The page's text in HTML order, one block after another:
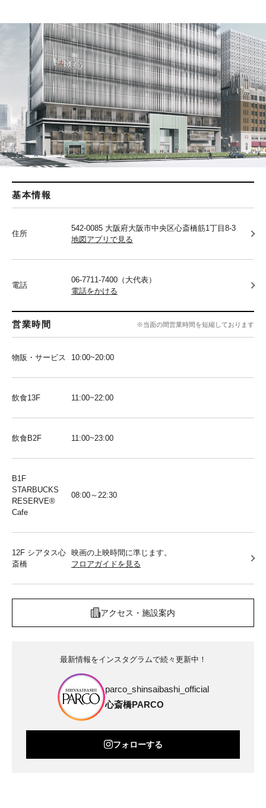
基本情報
住所
542-0085 大阪府大阪市中央区心斎橋筋1丁目8-3
地図アプリで見る
電話
06-7711-7400（大代表）
電話をかける
営業時間 ※当面の間営業時間を短縮しております
物販・サービス 10:00~20:00
飲食13F 11:00~22:00
飲食B2F 11:00~23:00
B1F
STARBUCKS
RESERVE®︎
Cafe
08:00～22:30
12F シアタス心
斎橋
映画の上映時間に準じます。
フロアガイドを見る
アクセス・施設案内
最新情報をインスタグラムで続々更新中！
parco_shinsaibashi_official
心斎橋PARCO
フォローする